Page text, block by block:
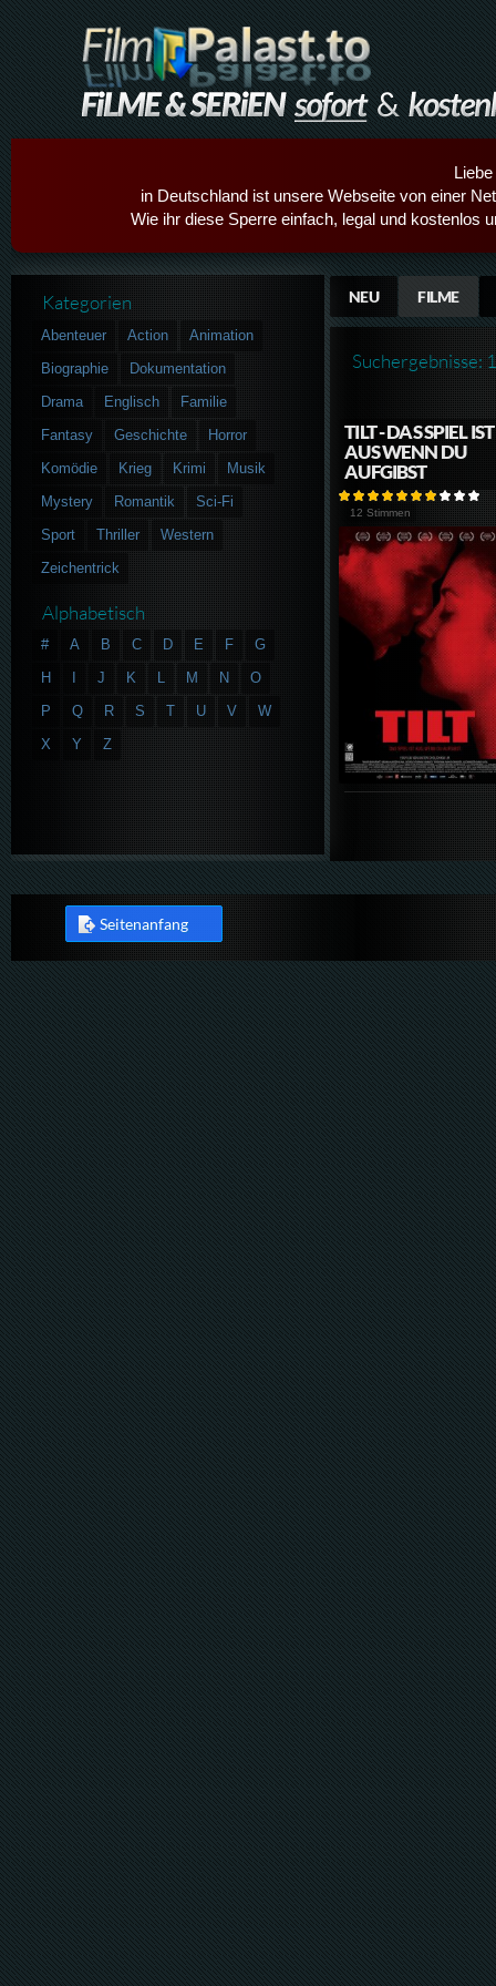
in Deutschland ist unsere Webseite von einer
Wie ihr diese Sperre einfach, legal und kostenlos
NEU FILME
Suchergebnisse: 1
TILT - DAS SPIEL IST
AUS WENN DU
AUFGIBST
12 Stimmen
Kategorien
Abenteuer Action
Animation
Biographie
Dokumentation
Drama
Englisch
Familie
Fantasy
Geschichte
Horror
Komödie
Krieg Krimi
Musik
Mystery
Romantik
Sci-Fi
Sport
Thriller
Western
Zeichentrick
Alphabetisch
# A B C D E F
G
H
J K L M N
O
P
Q R S T U V
W
X
Y Z
Seitenanfang